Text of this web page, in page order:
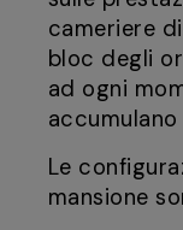
cameriere
bloc degli
ad ogni
Le
mansione